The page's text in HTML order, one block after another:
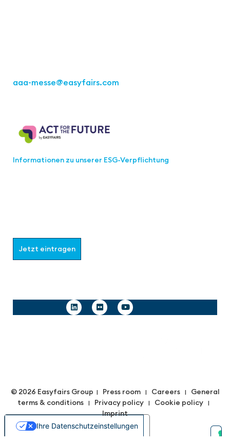
aaa-messe@easyfairs.com
Informationen zu unserer ESG-Verpflichtung
Jetzt eintragen
© 2026 Easyfairs Group | Press room| Careers| General
terms & conditions | Privacy policy | Cookie policy |
Imprint
Ihre Datenschutzeinstellungen